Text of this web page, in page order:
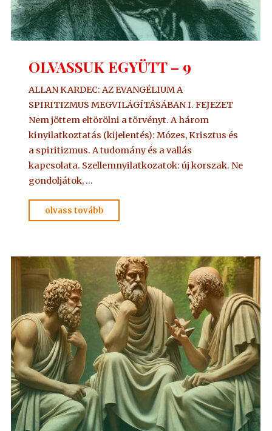
OLVASSUK EGYÜTT – 9
ALLAN KARDEC: AZ EVANGÉLIUM A
SPIRITIZMUS MEGVILÁGÍTÁSÁBAN I. FEJEZET
Nem jöttem eltörölni a törvényt. A három
kinyilatkoztatás (kijelentés): Mózes, Krisztus és
a spiritizmus. A tudomány és a vallás
kapcsolata. Szellemnyilatkozatok: új korszak. Ne
gondoljátok, …
olvass tovább
EGYÜTT
9"